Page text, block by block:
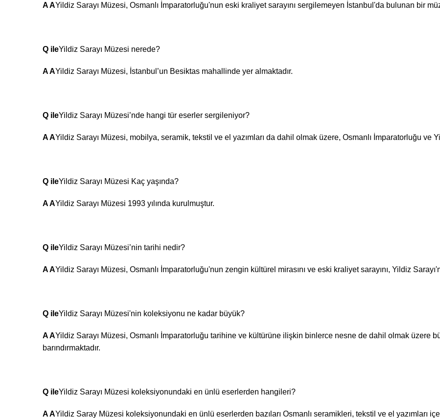
A AYildiz Sarayı Müzesi, Osmanlı İmparatorluğu'nun eski kraliyet sarayını sergilemeyen İstanbul'da bulunan bir
Q ileYildiz Sarayı Müzesi nerede?
A AYildiz Sarayı Müzesi, İstanbul’un Besiktas mahallinde yer almaktadır.
Q ileYildiz Sarayı Müzesi’nde hangi tür eserler sergileniyor?
A AYildiz Sarayı Müzesi, mobilya, seramik, tekstil ve el yazımları da dahil olmak üzere, Osmanlı İmparatorluğu ve
Q ileYildiz Sarayı Müzesi Kaç yaşında?
A AYildiz Sarayı Müzesi 1993 yılında kurulmuştur.
Q ileYildiz Sarayı Müzesi’nin tarihi nedir?
A AYildiz Sarayı Müzesi, Osmanlı İmparatorluğu'nun zengin kültürel mirasını ve eski kraliyet sarayını, Yildiz
Q ileYildiz Sarayı Müzesi'nin koleksiyonu ne kadar büyük?
A AYildiz Sarayı Müzesi, Osmanlı İmparatorluğu tarihine ve kültürüne ilişkin binlerce nesne de dahil olmak üzere
barındırmaktadır.
Q ileYildiz Sarayı Müzesi koleksiyonundaki en ünlü eserlerden hangileri?
A AYildiz Saray Müzesi koleksiyonundaki en ünlü eserlerden bazıları Osmanlı seramikleri, tekstil ve el yazımları